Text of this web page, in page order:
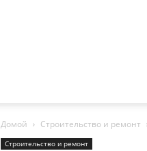
Домой Строительство и ремонт
Строительство и ремонт